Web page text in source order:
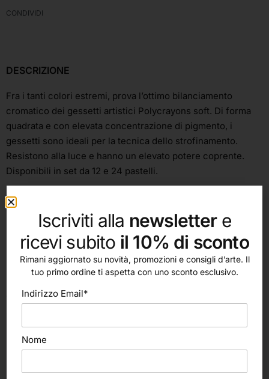
CONDIVIDI
DESCRIZIONE
Fra i tanti colori estremi, prova l’ottimo bilanciamento
cromatico dei gessetti artistici Polycrayons soft. Di forma
quadrata e con elevata concentrazione di pigmento, i
gessetti sono ideali per la tecnica dello strofinamento.
Resistono alla luce e hanno un elevato potere coprente.
Disponibili in set da 12 e 24 pastelli.
altri nostri prodotti
Iscriviti alla newslettere
ricevi subito il 10% di sconto
Rimani aggiornato su novità, promozioni e consigli d’arte. Il
tuo primo ordine ti aspetta con uno sconto esclusivo.
Indirizzo Email*
Nome